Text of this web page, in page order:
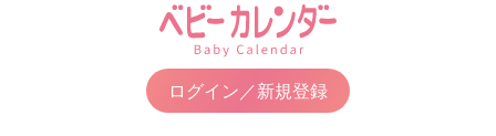
ログイン／新規登録